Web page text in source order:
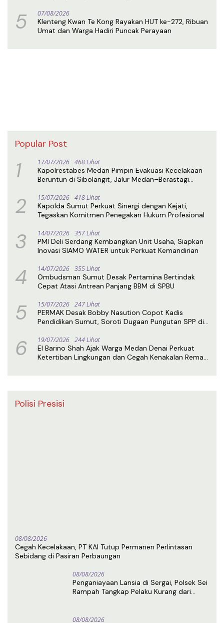
5 07/08/2026
Klenteng Kwan Te Kong Rayakan HUT ke-272, Ribuan
Umat dan Warga Hadiri Puncak Perayaan
Popular Post
1 17/07/2026 468 Lihat
Kapolrestabes Medan Pimpin Evakuasi Kecelakaan
Beruntun di Sibolangit, Jalur Medan–Berastagi
2 15/07/2026 418 Lihat
Kapolda Sumut Perkuat Sinergi dengan Kejati,
Tegaskan Komitmen Penegakan Hukum Profesional
3 14/07/2026 357 Lihat
PMI Deli Serdang Kembangkan Unit Usaha, Siapkan
Inovasi SIAMO WATER untuk Perkuat Kemandirian
4 14/07/2026 355 Lihat
Ombudsman Sumut Desak Pertamina Bertindak
Cepat Atasi Antrean Panjang BBM di SPBU
5 15/07/2026 247 Lihat
PERMAK Desak Bobby Nasution Copot Kadis
Pendidikan Sumut, Soroti Dugaan Pungutan SPP di
6 19/07/2026 244 Lihat
El Barino Shah Ajak Warga Medan Denai Perkuat
Ketertiban Lingkungan dan Cegah Kenakalan Remaja
Polisi Presisi
08/08/2026
Cegah Kecelakaan, PT KAI Tutup Permanen Perlintasan
Sebidang di Pasiran Perbaungan
08/08/2026
Penganiayaan Lansia di Sergai, Polsek Sei
Rampah Tangkap Pelaku Kurang dari
08/08/2026